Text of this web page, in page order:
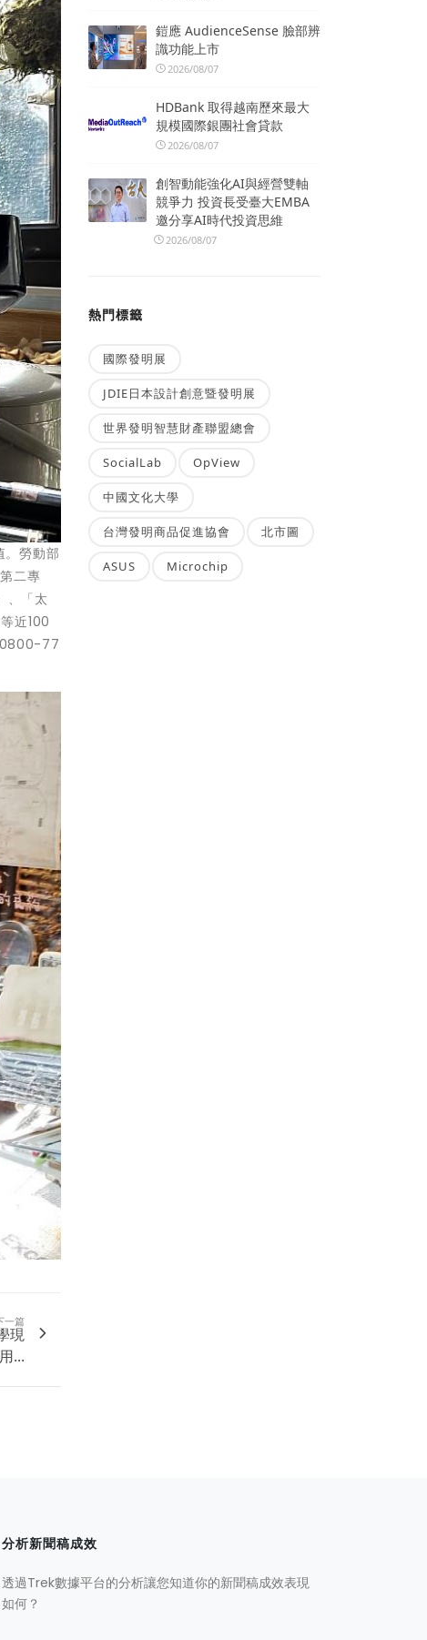
。勞動部
二專
、「太
近100
0800-77
一篇
現
用...
鎧應 AudienceSense 臉部辨
識功能上市
2026/08/07
HDBank 取得越南歷來最大
規模國際銀團社會貸款
2026/08/07
創智動能強化AI與經營雙軸
競爭力 投資長受臺大EMBA
邀分享AI時代投資思維
2026/08/07
熱門標籤
國際發明展
JDIE日本設計創意暨發明展
世界發明智慧財產聯盟總會
SocialLab OpView
中國文化大學
台灣發明商品促進協會 北市圖
ASUS Microchip
分析新聞稿成效
透過Trek數據平台的分析讓您知道你的新聞稿成效表現
如何？